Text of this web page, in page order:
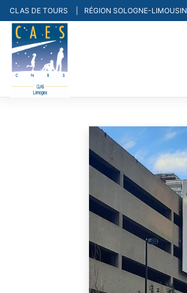
Skip
to
content
CLAS DE TOURS RÉGION SOLOGNE-LIMOUSIN